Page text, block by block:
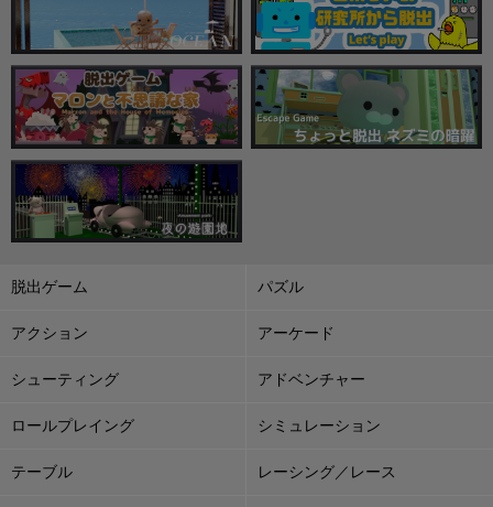
脱出ゲーム パズル
アクション アーケード
シューティング アドベンチャー
ロールプレイング シミュレーション
テーブル レーシング／レース